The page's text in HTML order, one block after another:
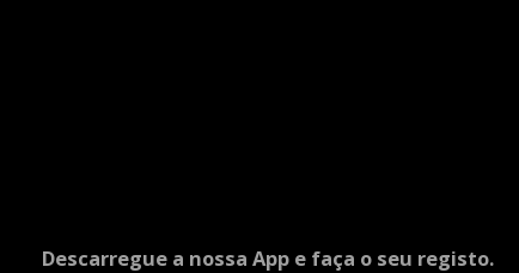
Descarregue a nossa App e faça o seu registo.